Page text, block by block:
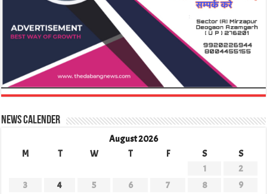
News Calender
August 2026
M
T W T F S
S
1
2
3
4 5 6 7 8
9